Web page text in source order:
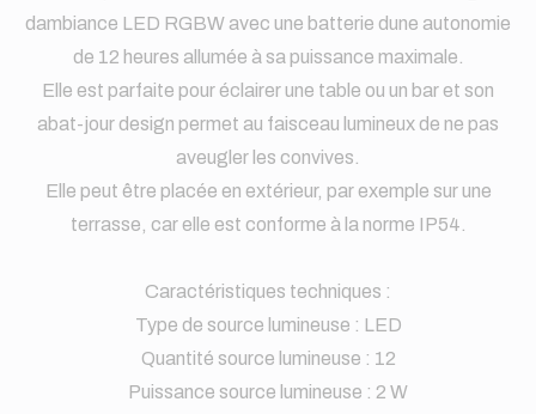
dambiance LED RGBW avec une batterie dune autonomie
de 12 heures allumée à sa puissance maximale.
Elle est parfaite pour éclairer une table ou un bar et son
abat-jour design permet au faisceau lumineux de ne pas
aveugler les convives.
Elle peut être placée en extérieur, par exemple sur une
terrasse, car elle est conforme à la norme IP54.
Caractéristiques techniques :
Type de source lumineuse : LED
Quantité source lumineuse : 12
Puissance source lumineuse : 2 W